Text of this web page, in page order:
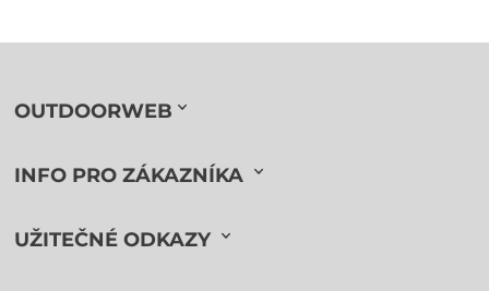
OUTDOORWEB
INFO PRO ZÁKAZNÍKA
UŽITEČNÉ ODKAZY